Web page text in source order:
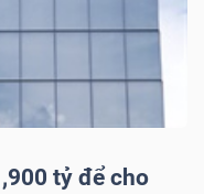
tỷ để cho